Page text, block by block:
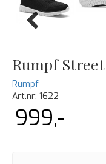
Rumpf
Rumpf
Art.nr: 1622
999,-